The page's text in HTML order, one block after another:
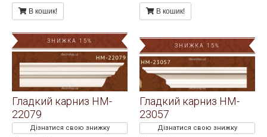
В кошик! В кошик!
ЗНИЖКА 15%
Гладкий карниз HM-
22079
Дізнатися свою знижку
ЗНИЖКА 15%
Гладкий карниз HM-
23057
Дізнатися свою знижку